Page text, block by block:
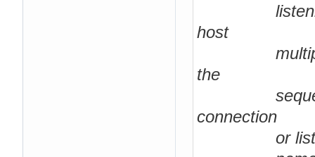
listening
host
multiple
the
sequence
connection
or listening